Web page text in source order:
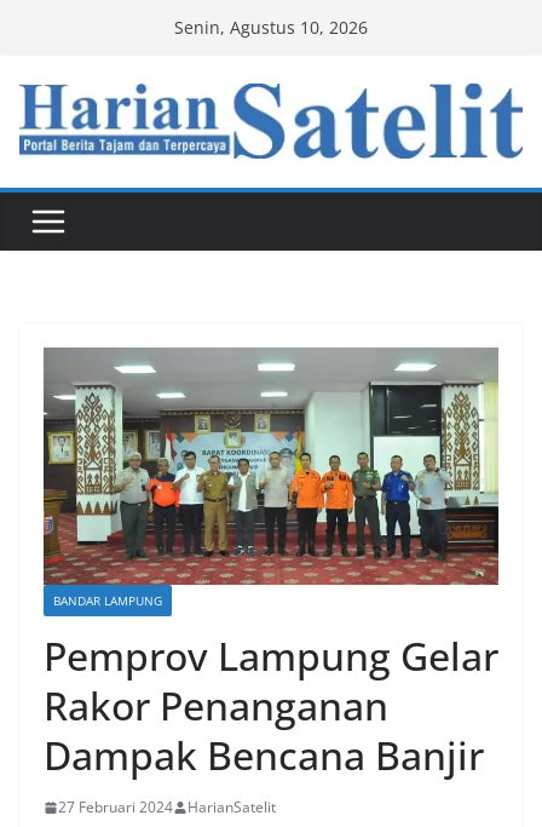
content
Senin, Agustus 10, 2026
BANDAR LAMPUNG
Pemprov Lampung Gelar
Rakor Penanganan
Dampak Bencana Banjir
27 Februari 2024 HarianSatelit